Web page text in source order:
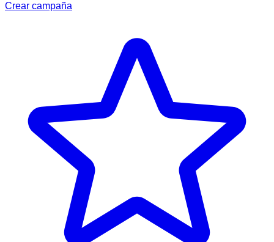
Crear campaña